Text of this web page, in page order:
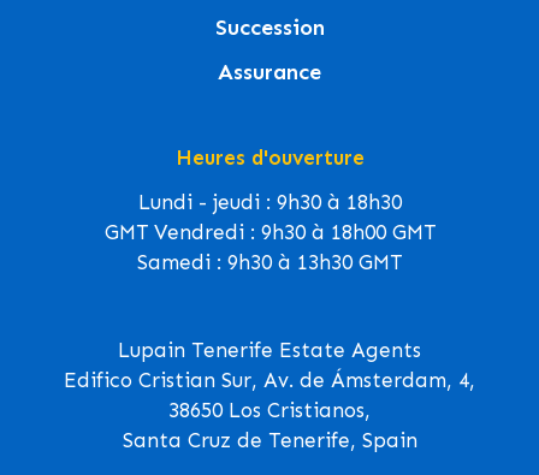
Succession
Assurance
Heures d'ouverture
Lundi - jeudi : 9h30 à 18h30
GMT Vendredi : 9h30 à 18h00 GMT
Samedi : 9h30 à 13h30 GMT
Lupain Tenerife Estate Agents
Edifico Cristian Sur, Av. de Ámsterdam, 4,
38650 Los Cristianos,
Santa Cruz de Tenerife, Spain